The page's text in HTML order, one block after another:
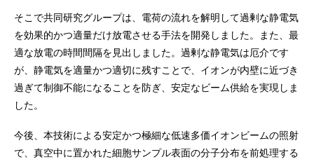
そこで共同研究グループは、電荷の流れを解明して過剰な静電気
を効果的かつ適量だけ放電させる手法を開発しました。また、最
適な放電の時間間隔を見出しました。過剰な静電気は厄介です
が、静電気を適量かつ適切に残すことで、イオンが内壁に近づき
過ぎて制御不能になることを防ぎ、安定なビーム供給を実現しま
した。
今後、本技術による安定かつ極細な低速多価イオンビームの照射
で、真空中に置かれた細胞サンプル表面の分子分布を前処理する